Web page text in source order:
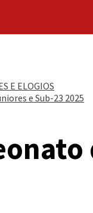
E ELOGIOS
e Sub-23 2025